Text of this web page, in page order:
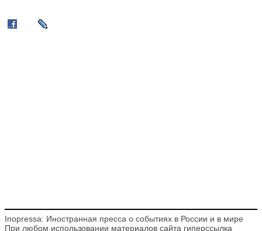
Inopressa: Иностранная пресса о событиях в России и в мире
При любом использовании материалов сайта гиперссылка